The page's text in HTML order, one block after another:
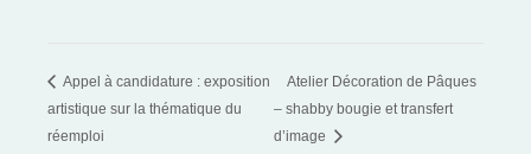
Appel à candidature : exposition
artistique sur la thématique du
réemploi
Atelier Décoration de Pâques
– shabby bougie et transfert
d’image